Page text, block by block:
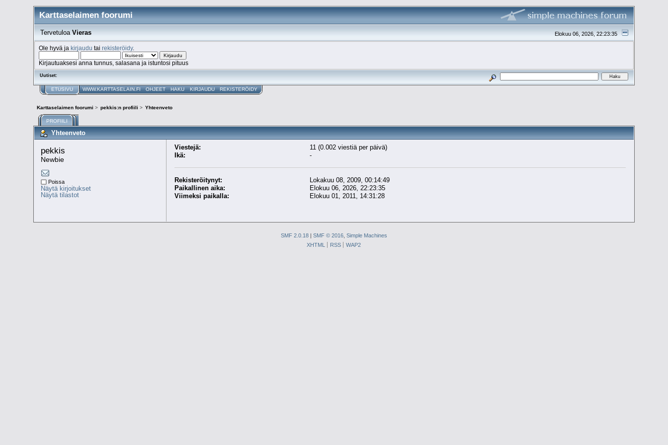
Karttaselaimen foorumi
Elokuu 06, 2026, 22:23:35
Tervetuloa Vieras
Ole hyvä jakirjaudu tairekisteröidy.
Kirjautuaksesi anna tunnus, salasana ja istuntosi pituus
Uutiset:
ETUSIVU WWW.KARTTASELAIN.FI OHJEET HAKU KIRJAUDU REKISTERÖIDY
Karttaselaimen foorumi > pekkis:n profiili > Yhteenveto
PROFIILI
Yhteenveto
pekkis
Newbie
Poissa
Näytä kirjoitukset
Näytä tilastot
Viestejä:
11 (0.002 viestiä per päivä)
Ikä:
-
Rekisteröitynyt:
Lokakuu 08, 2009, 00:14:49
Paikallinen aika:
Elokuu 06, 2026, 22:23:35
Viimeksi paikalla:
Elokuu 01, 2011, 14:31:28
SMF 2.0.18 | SMF © 2016 Simple Machines
XHTML
RSS WAP2